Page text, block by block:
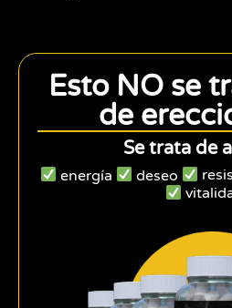
Esto NO se
de
Se trata de
energía deseo